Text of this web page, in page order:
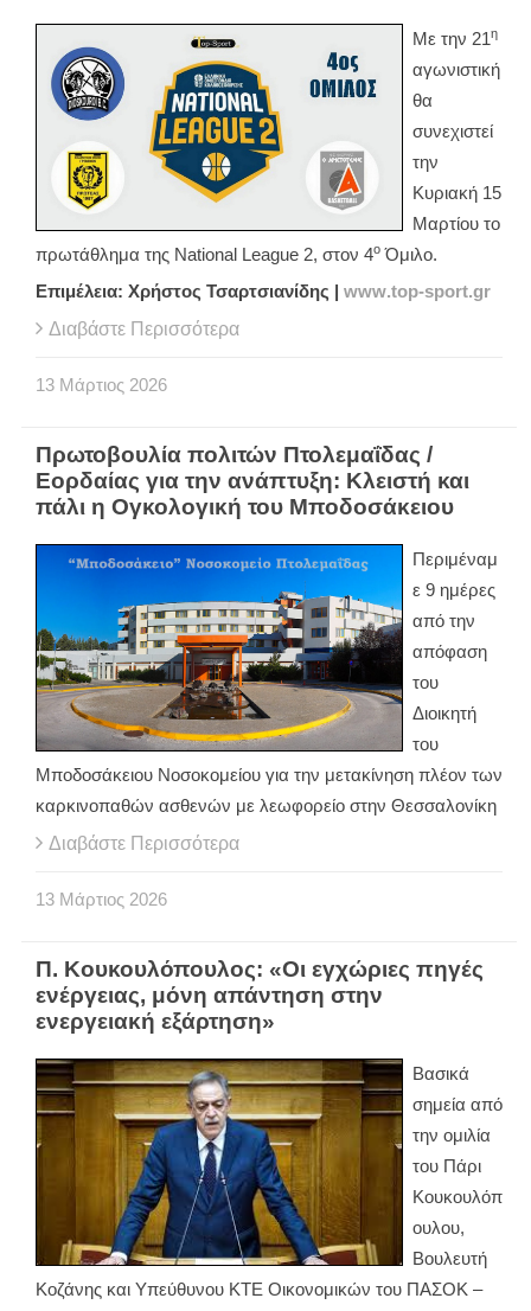
Με την 21η
αγωνιστική
θα
συνεχιστεί
την
Κυριακή 15
Μαρτίου το
πρωτάθλημα της National League 2, στον 4ο Όμιλο.
Επιμέλεια: Χρήστος Τσαρτσιανίδης | www.top-sport.gr
Διαβάστε Περισσότερα
13 Μάρτιος 2026
Πρωτοβουλία πολιτών Πτολεμαΐδας /
Εορδαίας για την ανάπτυξη: Κλειστή και
πάλι η Ογκολογική του Μποδοσάκειου
Περιμέναμ
ε 9 ημέρες
από την
απόφαση
του
Διοικητή
του
Μποδοσάκειου Νοσοκομείου για την μετακίνηση πλέον των
καρκινοπαθών ασθενών με λεωφορείο στην Θεσσαλονίκη
Διαβάστε Περισσότερα
13 Μάρτιος 2026
Π. Κουκουλόπουλος: «Οι εγχώριες πηγές
ενέργειας, μόνη απάντηση στην
ενεργειακή εξάρτηση»
Βασικά
σημεία από
την ομιλία
του Πάρι
Κουκουλόπ
ουλου,
Βουλευτή
Κοζάνης και Υπεύθυνου ΚΤΕ Οικονομικών του ΠΑΣΟΚ –